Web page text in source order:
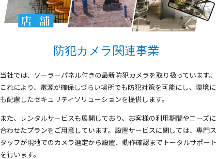
防犯カメラ関連事業
当社では、ソーラーパネル付きの最新防犯カメラを取り扱っています。
これにより、電源が確保しづらい場所でも防犯対策を可能にし、環境に
も配慮したセキュリティソリューションを提供します。
また、レンタルサービスも展開しており、お客様の利用期間やニーズに
合わせたプランをご用意しています。設置サービスに関しては、専門ス
タッフが現地でのカメラ選定から設置、動作確認までトータルサポート
を行います。